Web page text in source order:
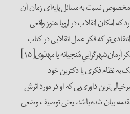
نسبت به مسائل پایه‌ای زمان آن
انقلاب در اروپا هنوز واقعی
که فکر عمل انقلابی در کتاب
مطرح شده، بیش‌تر نزدیک به فکر آرمان‌شهرگراییِ مُنجیانه یا مهدَوی[۱۵]
فکری یا دکترین خود
داوری‌یی که او در مورد اثرش
بیان شده باشد، یعنی توصیف وضعی